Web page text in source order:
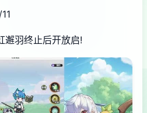
邂羽终止后开放启!